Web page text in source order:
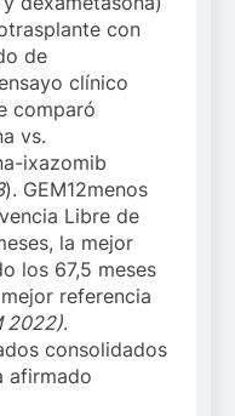
con
de
clínico
comparó
vs.
ixazomib
). GEM12menos
Libre de
la mejor
los 67,5 meses
referencia
2022).
consolidados
afirmado